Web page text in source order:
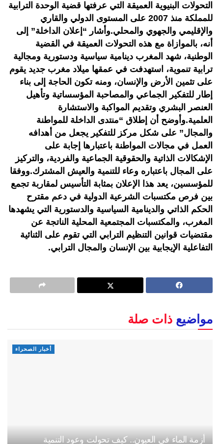
التحولات البنيوية العميقة التي عرفتها قضية الوحدة الترابية
للمملكة منذ 2007 على المستوى الدولي والقاري
والإقليمي والجهوي والمحلي.وأشار “إعلان الداخلة” إلى
أنه، بالموازاة مع هذه التحولات العميقة في القضية
الوطنية، شهد المغرب دينامية سياسية ودستورية ومجالية
ترابية تنموية، استهدفت في عمقها ميلاد مغرب جديد يقوم
على تثمين الأرض والإنسان، ومنه تكون الحاجة إلى بناء
إطار للتفكير الجماعي والمصاحبة المؤسساتية وتأهيل
العنصر البشري وتقديم المواكبة والاستشارة
العلمية.وأوضح أن إطلاق “منتدى الداخلة للمواطنة
والمجال” على شكل مركز للتفكير يجعل من أهدافه
العمل في مجالات المواطنة باعتبارها إجابة على
الإشكالات الذاتية والحقوقية الجماعية والفردية، والتركيز
على المجال باعتباره وعاء للتنمية والعيش المشترك.ووفقا
للمؤسسين، يعد هذا الإعلان بمثابة التأسيس لمقاربة تجمع
بين فرص مكتسبات الشرعية الدولية في دعم مقترح
الحكم الذاتي والدينامية السياسية والدستورية التي يشهدها
المغرب، والمكتسبات المجتمعية المحلية الناتجة عن
مقتضيات قوانين التنظيم الترابي التي تقوم على الثنائية
التفاعلية الإيجابية بين الإنسان والمجال الترابي.
مواضيع ذات صلة
أخبار الصحراء
أزمة الماء في العيون.. كيف تحولت وعود التنمية